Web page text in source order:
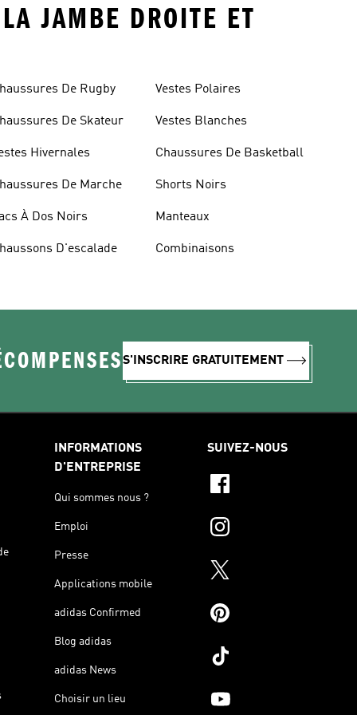
JAMBE DROITE ET
De Rugby
De Skateur
Hivernales
De Marche
À Dos Noirs
D'escalade
Vestes Polaires
Vestes Blanches
Chaussures De Basketball
Shorts Noirs
Manteaux
Combinaisons
S'INSCRIRE GRATUITEMENT
INFORMATIONS
D'ENTREPRISE
Qui sommes nous ?
Emploi
Presse
Applications mobile
adidas Confirmed
Blog adidas
adidas News
Choisir un lieu
SUIVEZ-NOUS